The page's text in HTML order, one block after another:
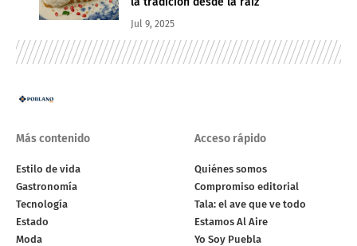
Jul 9, 2025
Más contenido
Estilo de vida
Gastronomía
Tecnología
Estado
Moda
Acceso rápido
Quiénes somos
Compromiso editorial
Tala: el ave que ve todo
Estamos Al Aire
Yo Soy Puebla